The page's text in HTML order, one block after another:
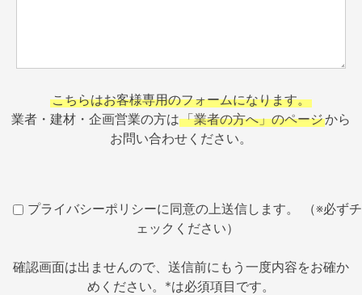
こちらはお客様専用のフォームになります。
業者・建材・企画営業の方は「業者の方へ」のページから
お問い合わせください。
プライバシーポリシーに同意の上送信します。 （※必ずチ
ェックください）
確認画面は出ませんので、送信前にもう一度内容をお確か
めください。*は必須項目です。